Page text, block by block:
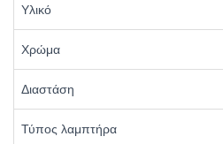
Υλικό
Χρώμα
Διαστάση
Τύπος λαμπτήρα